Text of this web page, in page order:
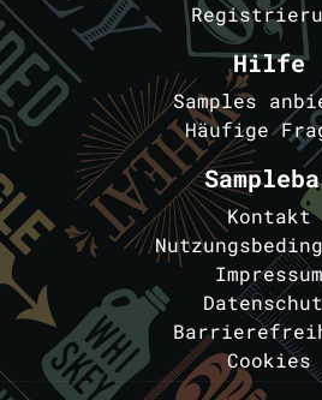
Hilfe
Samples
Häufige
Kontakt
Impressum
Cookies